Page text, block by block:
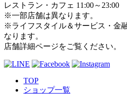
レストラン・カフェ 11:00～23:00
※一部店舗は異なります。
※ライフスタイル＆サービス・金
なります。
店舗詳細ページをご覧ください。
TOP
ショップ一覧